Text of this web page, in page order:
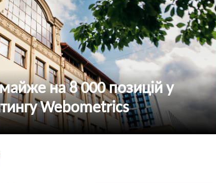
досвід
медіа «Місто»